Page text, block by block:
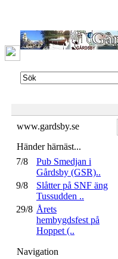
www.gardsby.se
Händer härnäst...
7/8
Pub Smedjan i
Gårdsby (GSR)..
9/8
Slåtter på SNF äng
Tussudden ..
29/8 Årets
hembygdsfest på
Hoppet (..
Navigation